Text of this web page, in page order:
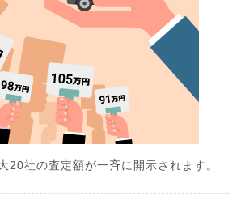
20社の査定額が一斉に開示されます。